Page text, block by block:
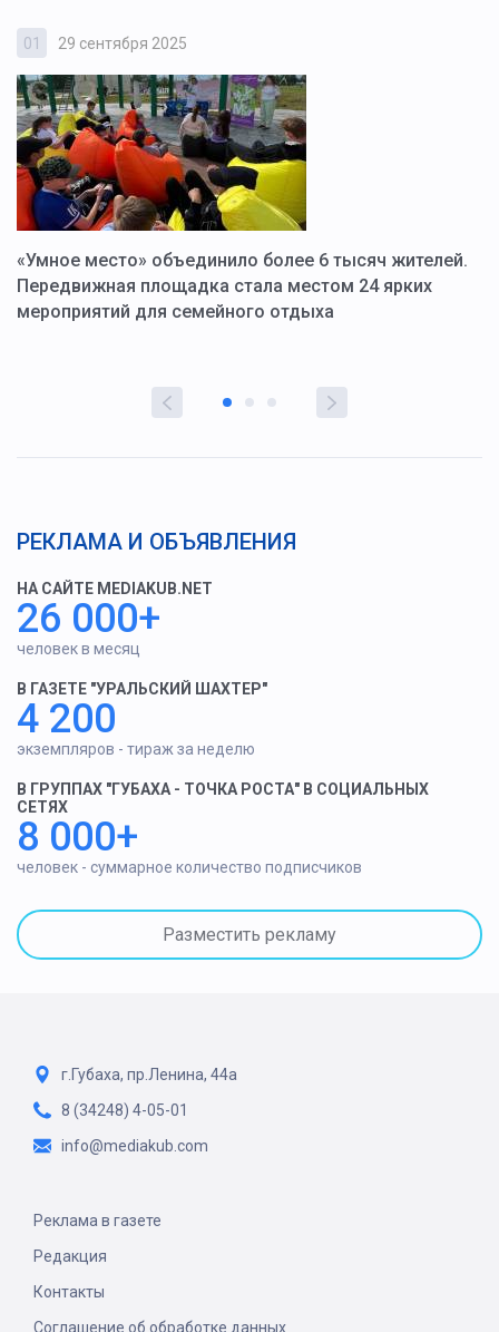
01 29 сентября 2025
«Умное место» объединило более 6 тысяч жителей.
Передвижная площадка стала местом 24 ярких
мероприятий для семейного отдыха
РЕКЛАМА И ОБЪЯВЛЕНИЯ
НА САЙТЕ MEDIAKUB.NET
26 000+
человек в месяц
В ГАЗЕТЕ "УРАЛЬСКИЙ ШАХТЕР"
4 200
экземпляров - тираж за неделю
В ГРУППАХ "ГУБАХА - ТОЧКА РОСТА" В СОЦИАЛЬНЫХ
СЕТЯХ
8 000+
человек - суммарное количество подписчиков
Разместить рекламу
г.Губаха, пр.Ленина, 44а
8 (34248) 4-05-01
info@mediakub.com
Реклама в газете
Редакция
Контакты
Соглашение об обработке данных